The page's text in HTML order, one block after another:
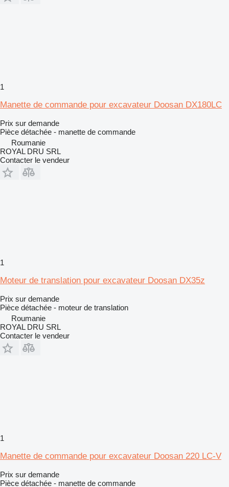
1
Manette de commande pour excavateur Doosan DX180LC
Prix sur demande
Pièce détachée - manette de commande
Roumanie
ROYAL DRU SRL
Contacter le vendeur
1
Moteur de translation pour excavateur Doosan DX35z
Prix sur demande
Pièce détachée - moteur de translation
Roumanie
ROYAL DRU SRL
Contacter le vendeur
1
Manette de commande pour excavateur Doosan 220 LC-V
Prix sur demande
Pièce détachée - manette de commande